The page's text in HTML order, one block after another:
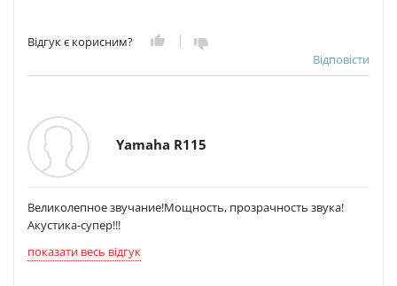
Відгук є корисним?
Відповісти
Yamaha R115
Великолепное звучание!Мощность, прозрачность звука!
Акустика-супер!!!
показати весь відгук